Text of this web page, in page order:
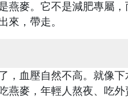
燕麥。它不是減肥專屬，
來，帶走。
，血壓自然不高。就像
燕麥，年輕人熬夜、吃外